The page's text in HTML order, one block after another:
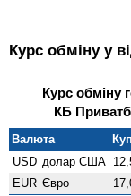
Курс обміну у
Курс обміну
КБ
Валюта
USD долар США
EUR Євро